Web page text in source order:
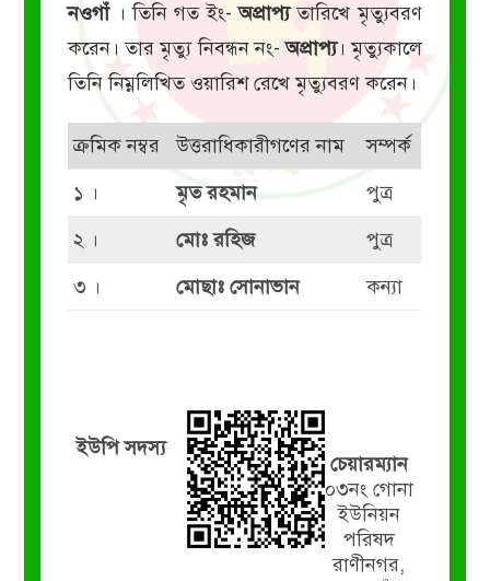
নওগাঁ। তিনি গত ইং-অপ্রাপ্যতারিখে মৃত্যুবরণ
করেন। তার মৃত্যু নিবন্ধন নং-অপ্রাপ্য। মৃত্যুকালে
তিনি নিম্নলিখিত ওয়ারিশ রেখে মৃত্যুবরণ করেন।
ক্রমিক নম্বর উত্তরাধিকারীগণের নাম
সম্পর্ক
১ ।
মৃত রহমান
পুত্র
২ ।
মোঃ রহিজ
পুত্র
৩ ।
মোছাঃ সোনাভান কন্যা
ইউপি সদস্য
চেয়ারম্যান
০৩নং গোনা
ইউনিয়ন
পরিষদ
রাণীনগর,